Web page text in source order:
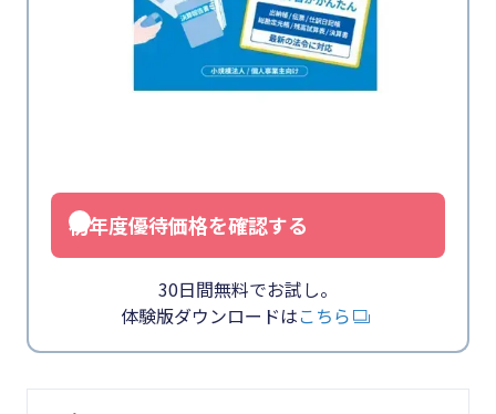
初年度優待価格を確認する
30日間無料でお試し。
体験版ダウンロードはこちら